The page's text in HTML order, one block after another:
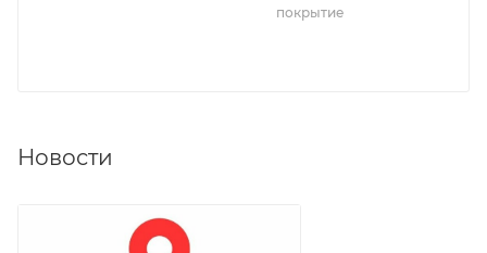
покрытие
Новости